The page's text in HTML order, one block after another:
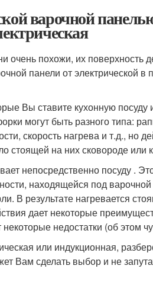
варочной
очень похожи, их поверхность
панели от электрической в
Вы ставите кухонную посуду
могут быть разного типа:
скорость нагрева и т.д., но
стоящей на них сковороде или
непосредственно посуду .
находящейся под варочной
В результате нагревается
дает некоторые
недостатки (об этом
или индукционная,
Вам сделать выбор и не